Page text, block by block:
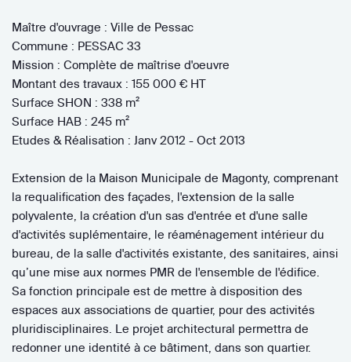
Maître d'ouvrage : Ville de Pessac
Commune : PESSAC 33
Mission : Complète de maîtrise d'oeuvre
Montant des travaux : 155 000 € HT
Surface SHON : 338 m²
Surface HAB : 245 m²
Etudes & Réalisation : Janv 2012 - Oct 2013
Extension de la Maison Municipale de Magonty, comprenant
la requalification des façades, l'extension de la salle
polyvalente, la création d'un sas d'entrée et d'une salle
d'activités suplémentaire, le réaménagement intérieur du
bureau, de la salle d'activités existante, des sanitaires, ainsi
qu’une mise aux normes PMR de l'ensemble de l'édifice.
Sa fonction principale est de mettre à disposition des
espaces aux associations de quartier, pour des activités
pluridisciplinaires. Le projet architectural permettra de
redonner une identité à ce bâtiment, dans son quartier.